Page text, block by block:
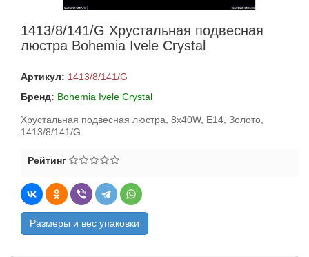
1413/8/141/G Хрустальная подвесная
люстра Bohemia Ivele Crystal
Артикул: 1413/8/141/G
Бренд: Bohemia Ivele Crystal
Хрустальная подвесная люстра, 8x40W, E14, Золото,
1413/8/141/G
Рейтинг
Размеры и вес упаковки